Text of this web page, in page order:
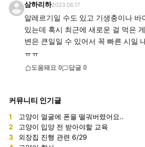
삼하리하2023.06.17
알레르기일 수도 있고 기생충이나 바
있는데 혹시 최근에 새로운 걸 먹은
변은 큰일일 수 있어서 꼭 빠른 시일
ㅠㅠ
도움돼요 0 답글 0
커뮤니티 인기글
1 고양이 얼굴에 폰을 떨궈버렸어요..
2 고양이 입양 전 받아야할 교육
3 외장칩 진행 관련 6/29